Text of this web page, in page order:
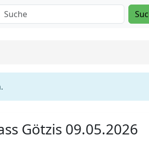
Götzis 09.05.2026